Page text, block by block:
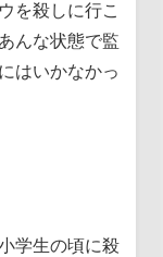
を殺しに行こ
んな状態で監
はいかなかっ
学生の頃に殺